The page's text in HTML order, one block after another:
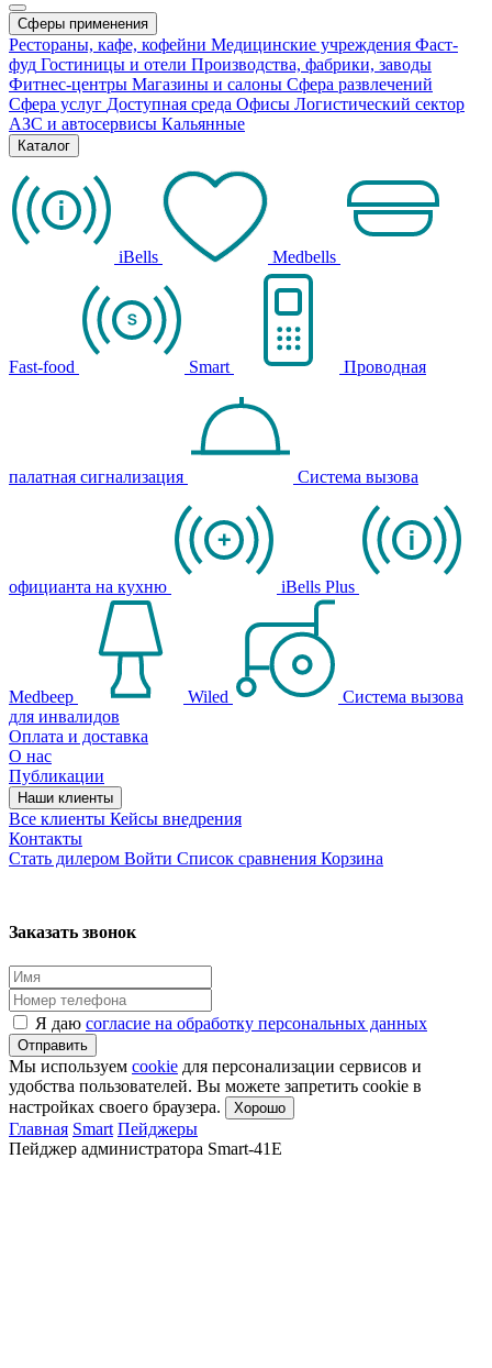
Сферы применения
Рестораны, кафе, кофейни Медицинские учреждения Фаст-
фуд Гостиницы и отели Производства, фабрики, заводы
Фитнес-центры Магазины и салоны Сфера развлечений
Сфера услуг Доступная среда Офисы Логистический сектор
АЗС и автосервисы Кальянные
Каталог
iBells Medbells
Fast-food Smart Проводная
палатная сигнализация Система вызова
официанта на кухню iBells Plus
Medbeep Wiled
Система вызова
для инвалидов
Оплата и доставка
О нас
Публикации
Наши клиенты
Все клиенты Кейсы внедрения
Контакты
Стать дилером Войти Список сравнения Корзина
Заказать звонок
Я даю согласие на обработку персональных данных
Отправить
Мы используем cookie для персонализации сервисов и
удобства пользователей. Вы можете запретить cookie в
настройках своего браузера.
Хорошо
Главная Smart Пейджеры
Пейджер администратора Smart-41E